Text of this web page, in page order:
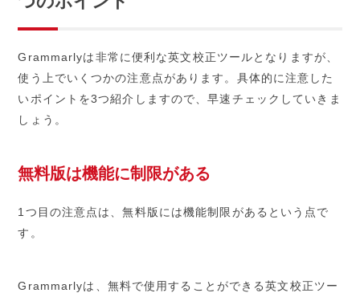
Grammarlyは非常に便利な英文校正ツールとなりますが、
使う上でいくつかの注意点があります。具体的に注意した
いポイントを3つ紹介しますので、早速チェックしていきま
しょう。
無料版は機能に制限がある
1つ目の注意点は、無料版には機能制限があるという点で
す。
Grammarlyは、無料で使用することができる英文校正ツー